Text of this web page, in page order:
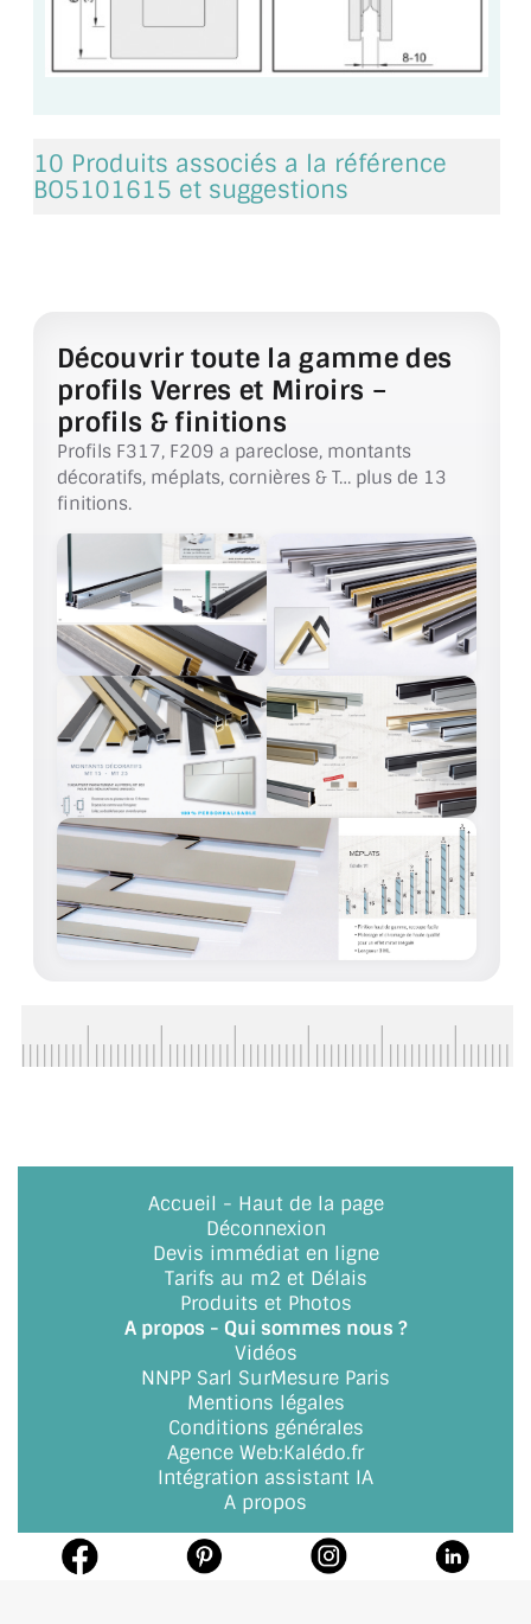
VERRE FEUILLETÉ/TREMPÉ
GARDE CORPS EN VERRE
VERRIÈRE TYPE ATELIER
VERRES TEXTURÉS
PLEXIGLAS PMMA
DOUBLE VITRAGE
ACCESSOIRES & QUINCAILLERIE
CATALOGUE DE PROFILS ET FIXATION DU
VERRE
LES FIXATIONS POUR MIROIR
LES PROFILS PAROI DE VERRE
VITRINE EN VERRE
CONNECTEURS ET ASSEMBLAGE DE VERRES
PLATS ET CORNIÈRES
FIXATION GARDES CORPS
SYSTÈMES PIVOTANTS
SYSTÈMES COULISSANTS
LE CATALOGUE ACCESSOIRES
(STROMBINOSCOPE)
ACCESSOIRES EN PROMOTIONS
EXEMPLES, RÉALISATIONS, INSPIRATIONS
NUANCIER RAL
10 Produits associés a la référence
BO5101615 et suggestions
Découvrir toute la gamme des
profils Verres et Miroirs –
profils & finitions
Profils F317, F209 a pareclose, montants
décoratifs, méplats, cornières & T… plus de 13
finitions.
Accueil - Haut de la page
Déconnexion
Devis immédiat en ligne
Tarifs au m2 et Délais
Produits et Photos
A propos - Qui sommes nous ?
Vidéos
NNPP Sarl SurMesure Paris
Mentions légales
Conditions générales
Agence Web:Kalédo.fr
Intégration assistant IA
A propos